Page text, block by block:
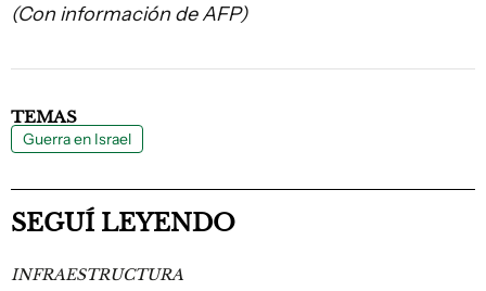
(Con información de AFP)
TEMAS
Guerra en Israel
SEGUÍ LEYENDO
INFRAESTRUCTURA